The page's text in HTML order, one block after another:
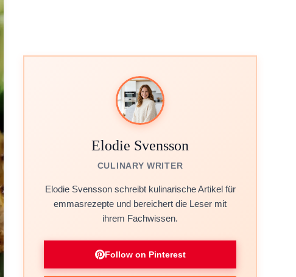
Elodie Svensson
CULINARY WRITER
Elodie Svensson schreibt kulinarische Artikel für
emmasrezepte und bereichert die Leser mit
ihrem Fachwissen.
Follow on Pinterest